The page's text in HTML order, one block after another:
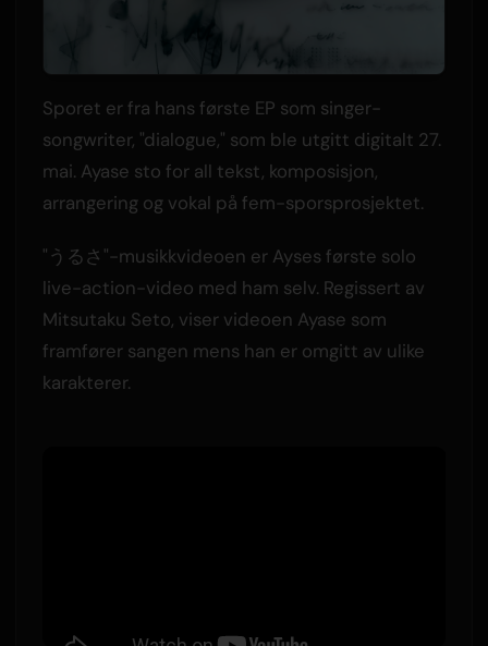
Sporet er fra hans første EP som singer-
songwriter, "dialogue," som ble utgitt digitalt 27.
mai. Ayase sto for all tekst, komposisjon,
arrangering og vokal på fem-sporsprosjektet.
"うるさ"-musikkvideoen er Ayses første solo
live-action-video med ham selv. Regissert av
Mitsutaku Seto, viser videoen Ayase som
framfører sangen mens han er omgitt av ulike
karakterer.